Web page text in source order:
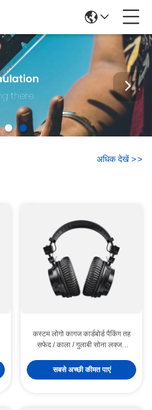
अधिक देखें >>
कस्टम लोगो कागज कार्डबोर्ड पैकिंग तह
सफेद / काला / गुलाबी सोना लक्जरी
सबसे अच्छी कीमत पाएं